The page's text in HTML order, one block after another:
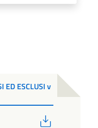
ED ESCLUSI v